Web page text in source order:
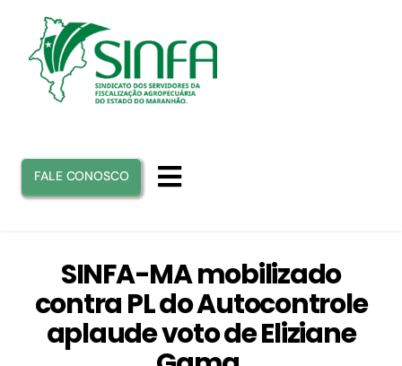
conteúdo
Toggle
SINFA
ATUAÇÃO
FALE CONOSCO
SINFA-MA mobilizado
contra PL do Autocontrole
aplaude voto de Eliziane